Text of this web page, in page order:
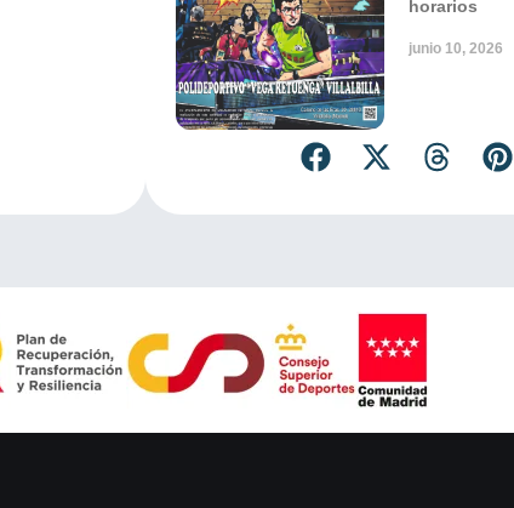
horarios
junio 10, 2026